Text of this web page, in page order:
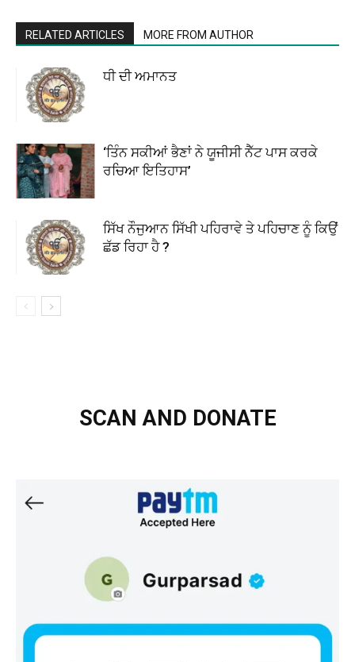
RELATED ARTICLES MORE FROM AUTHOR
ਧੀ ਦੀ ਅਮਾਨਤ
‘ਤਿੰਨ ਸਕੀਆਂ ਭੈਣਾਂ ਨੇ ਯੂਜੀਸੀ ਨੈੱਟ ਪਾਸ ਕਰਕੇ
ਰਚਿਆ ਇਤਿਹਾਸ’
ਸਿੱਖ ਨੌਜੁਆਨ ਸਿੱਖੀ ਪਹਿਰਾਵੇ ਤੇ ਪਹਿਚਾਣ ਨੂੰ ਕਿਉਂ
ਛੱਡ ਰਿਹਾ ਹੈ ?
SCAN AND DONATE